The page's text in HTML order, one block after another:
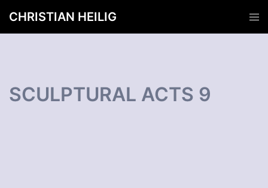
InhaltCHRISTIAN HEILIG
SCULPTURAL ACTS 9